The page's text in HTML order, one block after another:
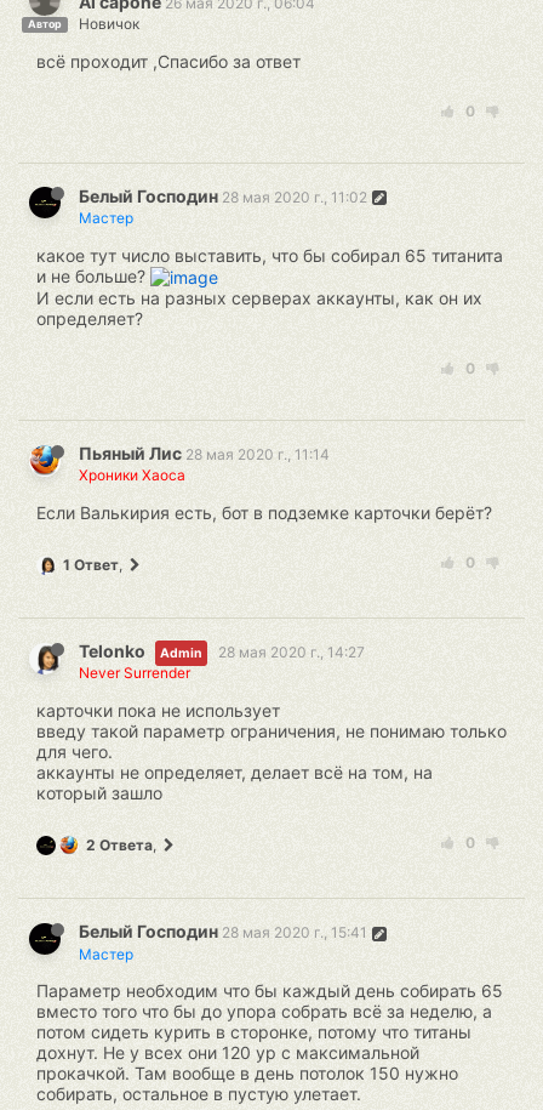
Автор
Новичок
всё проходит ,Спасибо за ответ
0
Белый Господин 28 мая 2020 г., 11:02
Мастер
какое тут число выставить, что бы собирал 65 титанита
и не больше?
И если есть на разных серверах аккаунты, как он их
определяет?
0
Пьяный Лис 28 мая 2020 г., 11:14
Хроники Хаоса
Если Валькирия есть, бот в подземке карточки берёт?
0
1 Ответ,
Telonko Admin
28 мая 2020 г., 14:27
Never Surrender
карточки пока не использует
введу такой параметр ограничения, не понимаю только
для чего.
аккаунты не определяет, делает всё на том, на
который зашло
0
2 Ответа,
Белый Господин 28 мая 2020 г., 15:41
Мастер
Параметр необходим что бы каждый день собирать 65
вместо того что бы до упора собрать всё за неделю, а
потом сидеть курить в сторонке, потому что титаны
дохнут. Не у всех они 120 ур с максимальной
прокачкой. Там вообще в день потолок 150 нужно
собирать, остальное в пустую улетает.